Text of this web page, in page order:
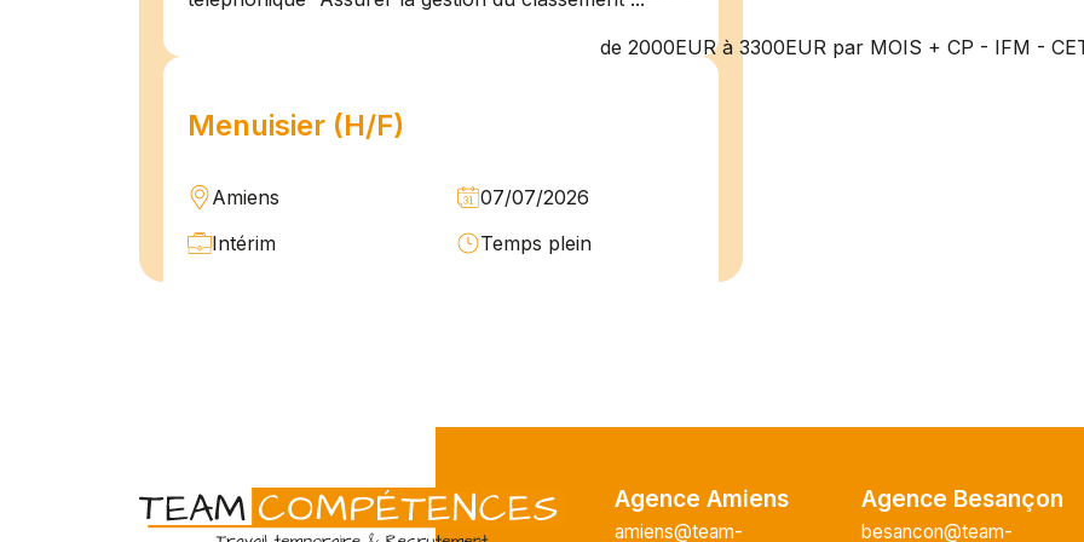
Menuisier (H/F)
Amiens
07/07/2026
Intérim
Temps plein
Technicien de maintenance H/F
de 2000EUR à 3300EUR par MOIS + CP - IFM -
Agence Amiens
amiens@team-
Agence Besançon
besancon@team-